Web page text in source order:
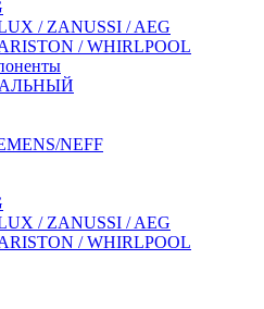
/ ZANUSSI / AEG
/ WHIRLPOOL
NEFF
/ ZANUSSI / AEG
/ WHIRLPOOL